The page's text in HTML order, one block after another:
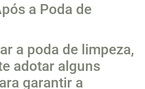
a Poda de
a poda de limpeza,
adotar alguns
garantir a